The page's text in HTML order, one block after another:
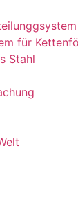
für
Stahl